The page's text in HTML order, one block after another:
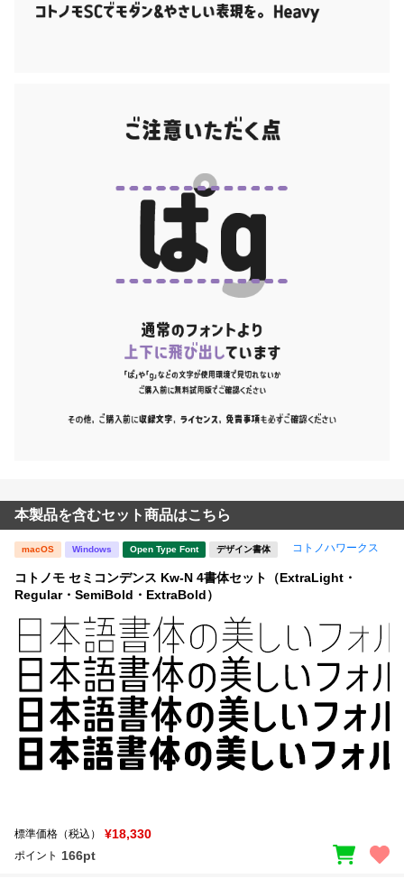
本製品を含むセット商品はこちら
macOS Windows Open Type Font デザイン書体 コトノハワークス
コトノモ セミコンデンス Kw-N 4書体セット（ExtraLight・
Regular・SemiBold・ExtraBold）
標準価格（税込） ¥18,330
ポイント 166pt